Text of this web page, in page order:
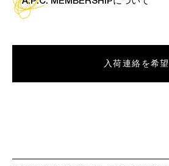
入荷連絡を希望